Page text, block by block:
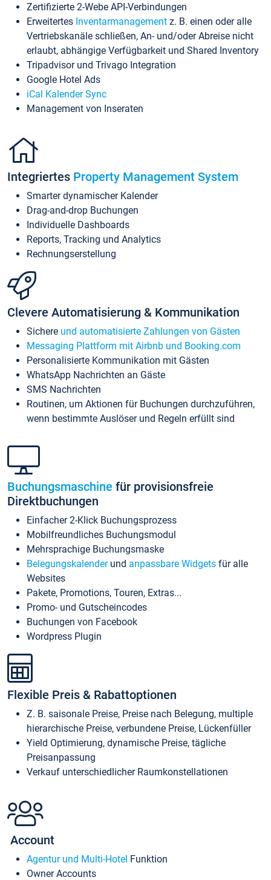
Zertifizierte 2-Webe API-Verbindungen
Erweitertes Inventarmanagement z. B. einen oder alle
Vertriebskanäle schließen, An- und/oder Abreise nicht
erlaubt, abhängige Verfügbarkeit und Shared Inventory
Tripadvisor und Trivago Integration
Google Hotel Ads
iCal Kalender Sync
Management von Inseraten
Integriertes Property Management System
Smarter dynamischer Kalender
Drag-and-drop Buchungen
Individuelle Dashboards
Reports, Tracking und Analytics
Rechnungserstellung
Clevere Automatisierung & Kommunikation
Sichere und automatisierte Zahlungen von Gästen
Messaging Plattform mit Airbnb und Booking.com
Personalisierte Kommunikation mit Gästen
WhatsApp Nachrichten an Gäste
SMS Nachrichten
Routinen, um Aktionen für Buchungen durchzuführen,
wenn bestimmte Auslöser und Regeln erfüllt sind
Buchungsmaschine für provisionsfreie
Direktbuchungen
Einfacher 2-Klick Buchungsprozess
Mobilfreundliches Buchungsmodul
Mehrsprachige Buchungsmaske
Belegungskalenderund anpassbare Widgets für alle
Websites
Pakete, Promotions, Touren, Extras...
Promo- und Gutscheincodes
Buchungen von Facebook
Wordpress Plugin
Flexible Preis & Rabattoptionen
Z. B. saisonale Preise, Preise nach Belegung, multiple
hierarchische Preise, verbundene Preise, Lückenfüller
Yield Optimierung, dynamische Preise, tägliche
Preisanpassung
Verkauf unterschiedlicher Raumkonstellationen
Account
Agentur und Multi-Hotel Funktion
Owner Accounts